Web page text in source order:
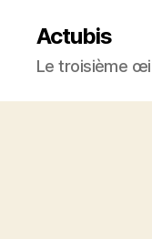
Actubis
Le troisième